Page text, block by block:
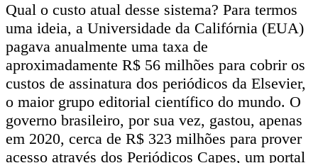
Qual o custo atual desse sistema? Para termos
uma ideia, a Universidade da Califórnia (EUA)
pagava anualmente uma taxa de
aproximadamente R$ 56 milhões para cobrir os
custos de assinatura dos periódicos da Elsevier,
o maior grupo editorial científico do mundo. O
governo brasileiro, por sua vez, gastou, apenas
em 2020, cerca de R$ 323 milhões para prover
acesso através dos Periódicos Capes, um portal